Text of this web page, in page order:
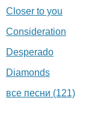
Closer to you
Consideration
Desperado
Diamonds
все песни (121)